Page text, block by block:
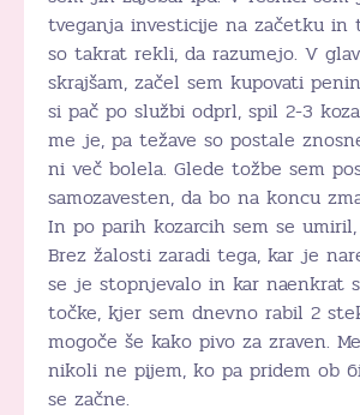
tveganja investicije na začetku in
so takrat rekli, da razumejo. V
skrajšam, začel sem kupovati
si pač po službi odprl, spil 2-3
me je, pa težave so postale
ni več bolela. Glede tožbe sem
samozavesten, da bo na koncu
In po parih kozarcih sem se
Brez žalosti zaradi tega, kar je
se je stopnjevalo in kar naenkrat
točke, kjer sem dnevno rabil 2
mogoče še kako pivo za zraven.
nikoli ne pijem, ko pa pridem ob
se začne.